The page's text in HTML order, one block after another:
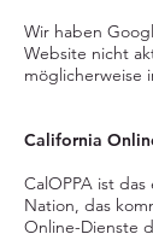
Wir haben
Website nicht
möglicherweise
California
CalOPPA ist
Nation, das
Online-Dienste